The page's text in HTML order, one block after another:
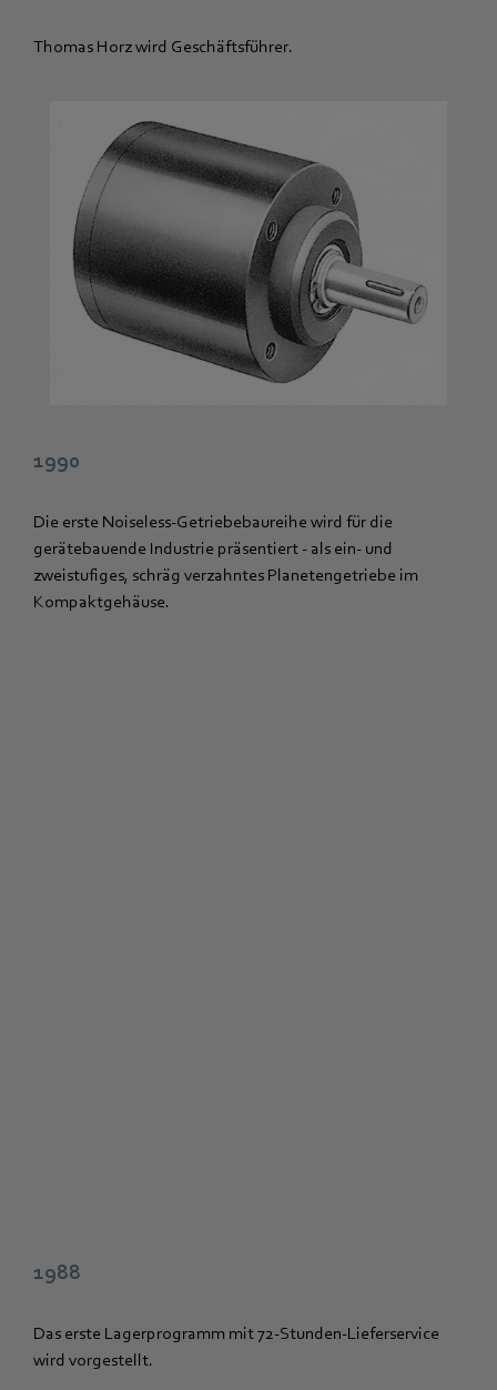
Thomas Horz wird Geschäftsführer.
1990
Die erste Noiseless-Getriebebaureihe wird für die
gerätebauende Industrie präsentiert - als ein- und
zweistufiges, schräg verzahntes Planetengetriebe im
Kompaktgehäuse.
1988
Das erste Lagerprogramm mit 72-Stunden-Lieferservice
wird vorgestellt.